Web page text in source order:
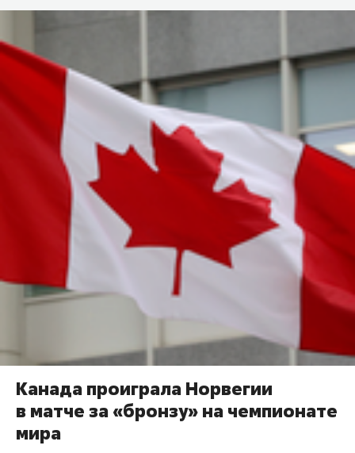
Канада проиграла Норвегии
в матче за «бронзу» на чемпионате
мира